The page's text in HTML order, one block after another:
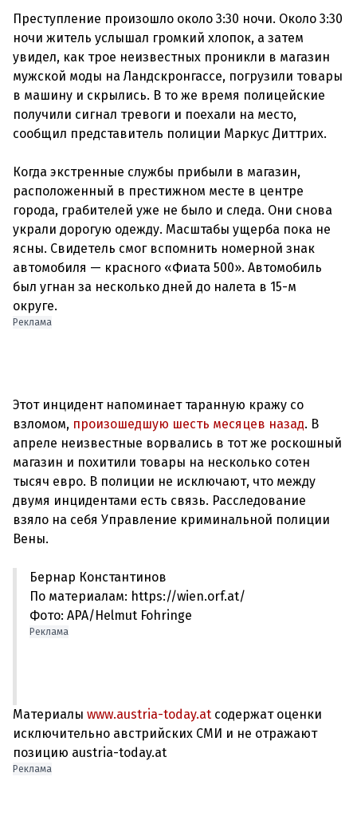
Преступление произошло около 3:30 ночи. Около 3:30
ночи житель услышал громкий хлопок, а затем
увидел, как трое неизвестных проникли в магазин
мужской моды на Ландскронгассе, погрузили товары
в машину и скрылись. В то же время полицейские
получили сигнал тревоги и поехали на место,
сообщил представитель полиции Маркус Диттрих.
Когда экстренные службы прибыли в магазин,
расположенный в престижном месте в центре
города, грабителей уже не было и следа. Они снова
украли дорогую одежду. Масштабы ущерба пока не
ясны. Свидетель смог вспомнить номерной знак
автомобиля — красного «Фиата 500». Автомобиль
был угнан за несколько дней до налета в 15-м
Реклама
Этот инцидент напоминает таранную кражу со
взломом, произошедшую шесть месяцев назад. В
апреле неизвестные ворвались в тот же роскошный
магазин и похитили товары на несколько сотен
тысяч евро. В полиции не исключают, что между
двумя инцидентами есть связь. Расследование
взяло на себя Управление криминальной полиции
Бернар Константинов
По материалам: https://wien.orf.at/
Фото: APA/Helmut Fohringe
Реклама
Материалы www.austria-today.at содержат оценки
исключительно австрийских СМИ и не отражают
позицию austria-today.at
Реклама